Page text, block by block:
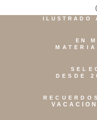
ILUSTRADO
EN
DESDE